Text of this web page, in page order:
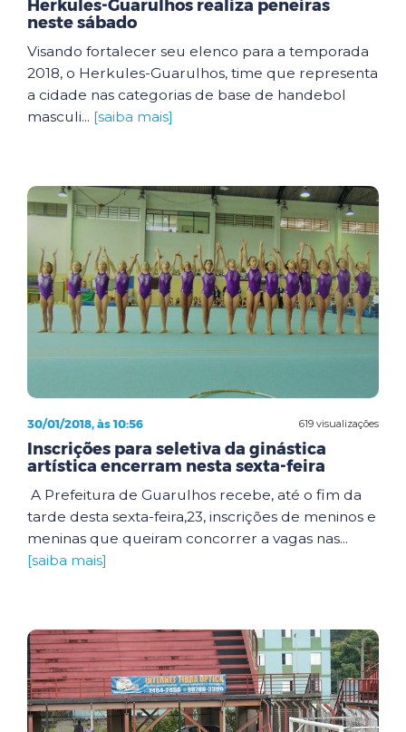
Herkules-Guarulhos realiza peneiras
neste sábado
Visando fortalecer seu elenco para a temporada
2018, o Herkules-Guarulhos, time que representa
a cidade nas categorias de base de handebol
masculi... [saiba mais]
619 visualizações
30/01/2018, às 10:56
Inscrições para seletiva da ginástica
artística encerram nesta sexta-feira
A Prefeitura de Guarulhos recebe, até o fim da
tarde desta sexta-feira,23, inscrições de meninos e
meninas que queiram concorrer a vagas nas...
[saiba mais]